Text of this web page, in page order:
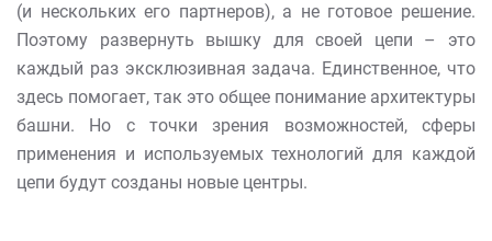
(и нескольких его партнеров), а не готовое решение.
Поэтому развернуть вышку для своей цепи – это
каждый раз эксклюзивная задача. Единственное, что
здесь помогает, так это общее понимание архитектуры
башни. Но с точки зрения возможностей, сферы
применения и используемых технологий для каждой
цепи будут созданы новые центры.